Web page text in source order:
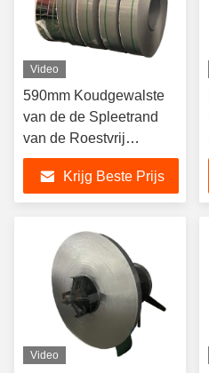
Video
590mm Koudgewalste
van de de Spleetrand
van de Roestvrij
staalstrook de
Lentestrook 0.15mm -
3mm
Krijg Beste Prijs
Video